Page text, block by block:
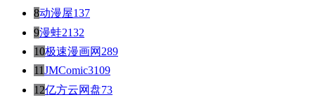
8动漫屋137
9漫蛙2132
10极速漫画网 289
11JMComic3109
12亿方云网盘73